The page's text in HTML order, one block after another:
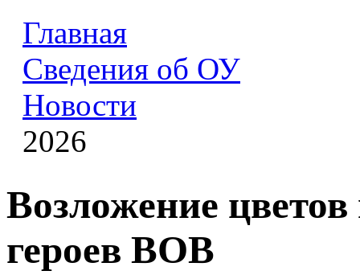
Главная
Сведения об ОУ
Новости
2026
Возложение
героев ВОВ